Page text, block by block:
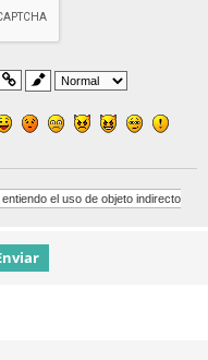
el uso de objeto indirecto